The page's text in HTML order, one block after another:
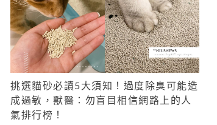
挑選貓砂必讀5大須知！過度除臭可能造
成過敏，獸醫：勿盲目相信網路上的人
氣排行榜！